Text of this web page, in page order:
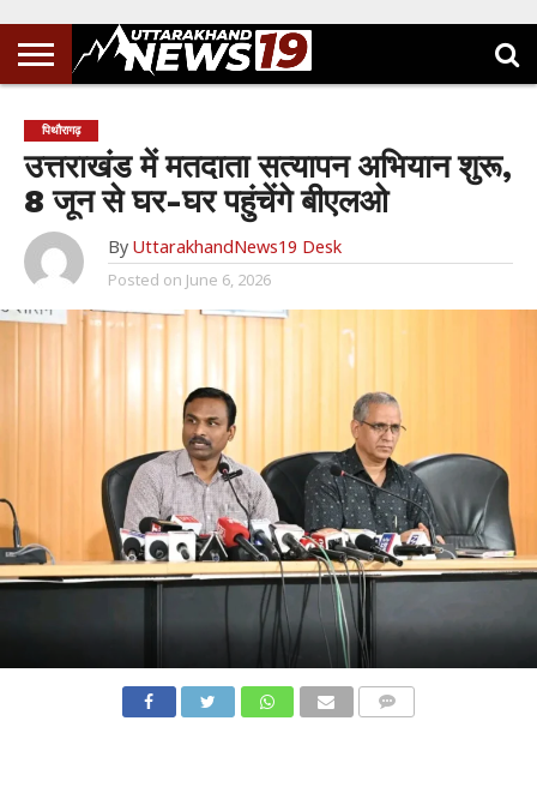
पिथौरागढ़
उत्तराखंड में मतदाता सत्यापन अभियान शुरू,
8 जून से घर-घर पहुंचेंगे बीएलओ
By UttarakhandNews19 Desk
Posted on June 6, 2026